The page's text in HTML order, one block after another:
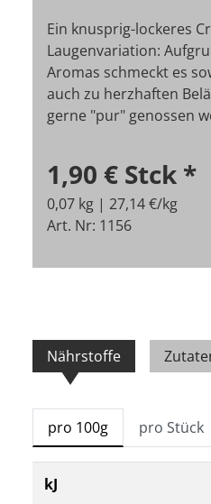
Ein knusprig-lockeres
Laugenvariation:
Aromas schmeckt es
auch zu herzhaften
gerne "pur" genossen
1,90 € Stck *
0,07 kg | 27,14 €/kg
Art. Nr: 1156
Nährstoffe
pro 100g pro Stück
kJ